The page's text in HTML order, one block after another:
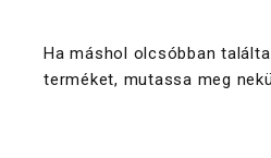
Ha máshol olcsóbban
terméket, mutassa meg